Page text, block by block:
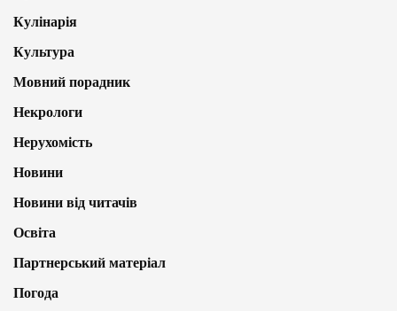
Кулінарія
Культура
Мовний порадник
Некрологи
Нерухомість
Новини
Новини від читачів
Освіта
Партнерський матеріал
Погода